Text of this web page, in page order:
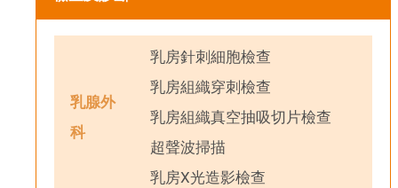
乳腺外
科
乳房針刺細胞檢查
乳房組織穿刺檢查
乳房組織真空抽吸切片檢查
超聲波掃描
乳房X光造影檢查